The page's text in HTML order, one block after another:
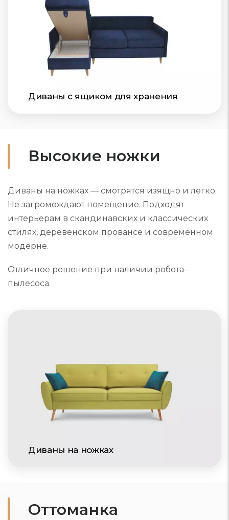
Диваны с ящиком для хранения
Диваны на ножках
Высокие ножки
Диваны на ножках — смотрятся изящно и легко.
Не загромождают помещение. Подходят
интерьерам в скандинавских и классических
стилях, деревенском провансе и современном
модерне.
Отличное решение при наличии робота-
пылесоса.
Оттоманка